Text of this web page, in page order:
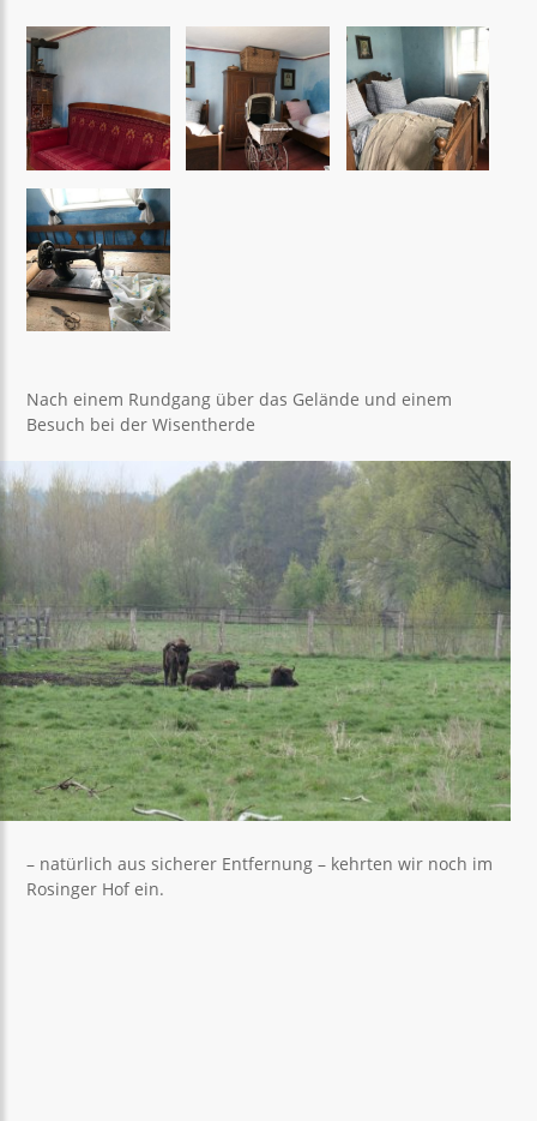
Nach einem Rundgang über das Gelände und einem
Besuch bei der Wisentherde
– natürlich aus sicherer Entfernung – kehrten wir noch im
Rosinger Hof ein.